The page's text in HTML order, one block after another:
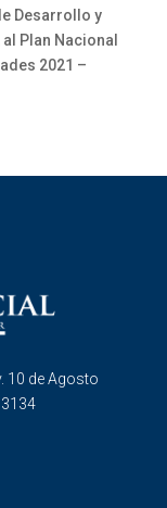
Desarrollo y
Plan Nacional
2021 –
10 de Agosto